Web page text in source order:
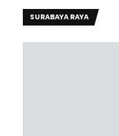
SURABAYA RAYA